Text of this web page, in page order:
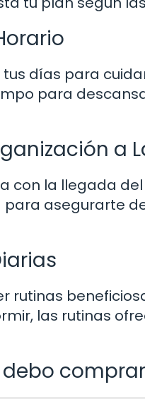
días para
para
a
con la llegada
para asegurarte
rutinas
las rutinas